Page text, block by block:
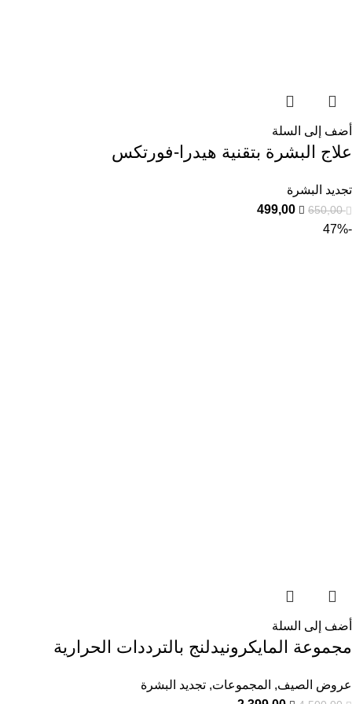
أضف إلى السلة
علاج البشرة بتقنية هيدرا-فورتكس
تجديد البشرة
650,00
499,00
-47%
أضف إلى السلة
مجموعة المايكرونيدلنج بالترددات الحرارية
عروض الصيف, المجموعات, تجديد البشرة